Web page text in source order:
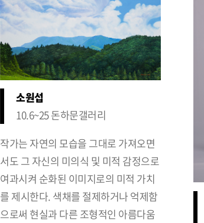
소원섭
10.6~25 돈하문갤러리
작가는 자연의 모습을 그대로 가져오면
서도 그 자신의 미의식 및 미적 감정으로
여과시켜 순화된 이미지로의 미적 가치
를 제시한다. 색채를 절제하거나 억제함
으로써 현실과 다른 조형적인 아름다움